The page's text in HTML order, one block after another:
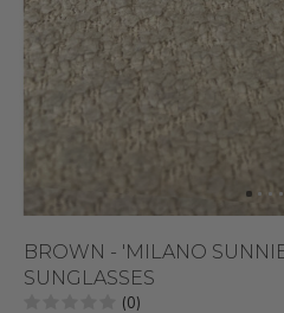
BROWN - 'MILANO
SUNGLASSES
(0)